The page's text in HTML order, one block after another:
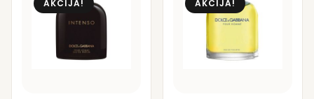
AKCIJA! AKCIJA!